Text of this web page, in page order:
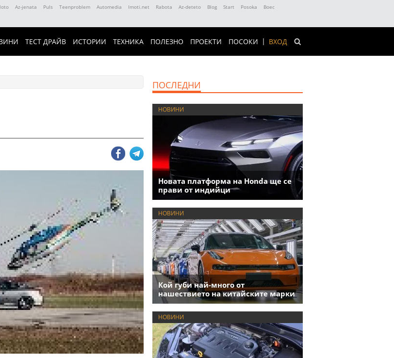
Az-jenata Puls Teenproblem Automedia Imoti.net Rabota Az-deteto Blog Start Posoka
Boec
ВХОД
ТЕСТ ДРАЙВ ИСТОРИИ ТЕХНИКА ПОЛЕЗНО ПРОЕКТИ ПОСОКИ
ПОСЛЕДНИ
НОВИНИ
Новата платформа на Honda ще се
прави от индийци
НОВИНИ
Кой губи най-много от
нашествието на китайските марки
НОВИНИ